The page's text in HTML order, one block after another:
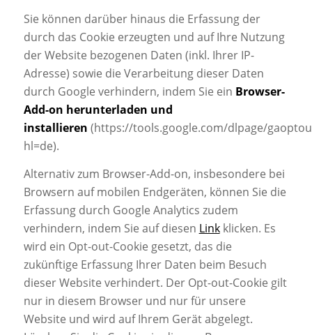
Sie können darüber hinaus die Erfassung der
durch das Cookie erzeugten und auf Ihre Nutzung
der Website bezogenen Daten (inkl. Ihrer IP-
Adresse) sowie die Verarbeitung dieser Daten
durch Google verhindern, indem Sie ein Browser-
Add-on herunterladen und
installieren (https://tools.google.com/dlpage/
hl=de).
Alternativ zum Browser-Add-on, insbesondere bei
Browsern auf mobilen Endgeräten, können Sie die
Erfassung durch Google Analytics zudem
verhindern, indem Sie auf diesen Linkklicken. Es
wird ein Opt-out-Cookie gesetzt, das die
zukünftige Erfassung Ihrer Daten beim Besuch
dieser Website verhindert. Der Opt-out-Cookie gilt
nur in diesem Browser und nur für unsere
Website und wird auf Ihrem Gerät abgelegt.